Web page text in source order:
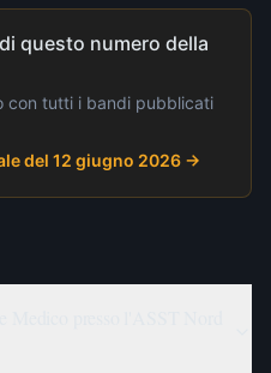
questo numero della
con tutti i bandi pubblicati
del 12 giugno 2026 →